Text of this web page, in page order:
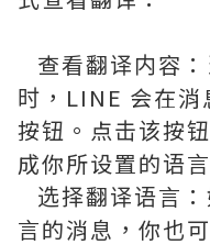
查看翻译内容
时，LINE 会在
按钮。点击该按
成你所设置的语言
选择翻译语言
言的消息，你也